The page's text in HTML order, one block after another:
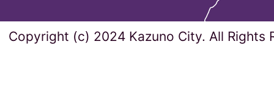
Copyright (c) 2024 Kazuno City. All Rights